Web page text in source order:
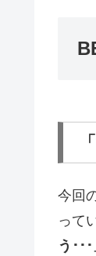
今回
って
う･･･